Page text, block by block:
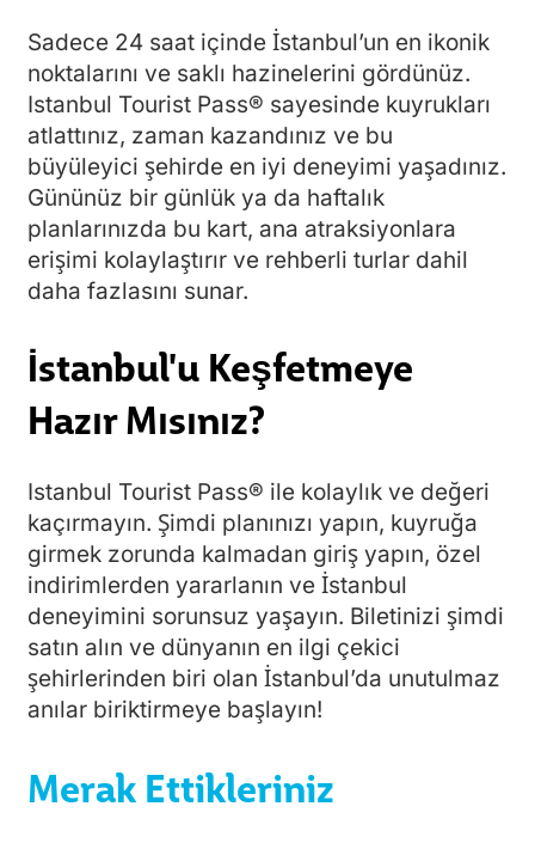
Sadece 24 saat içinde İstanbul’un en ikonik
noktalarını ve saklı hazinelerini gördünüz.
Istanbul Tourist Pass® sayesinde kuyrukları
atlattınız, zaman kazandınız ve bu
büyüleyici şehirde en iyi deneyimi yaşadınız.
Gününüz bir günlük ya da haftalık
planlarınızda bu kart, ana atraksiyonlara
erişimi kolaylaştırır ve rehberli turlar dahil
daha fazlasını sunar.
İstanbul'u Keşfetmeye
Hazır Mısınız?
Istanbul Tourist Pass® ile kolaylık ve değeri
kaçırmayın. Şimdi planınızı yapın, kuyruğa
girmek zorunda kalmadan giriş yapın, özel
indirimlerden yararlanın ve İstanbul
deneyimini sorunsuz yaşayın. Biletinizi şimdi
satın alın ve dünyanın en ilgi çekici
şehirlerinden biri olan İstanbul’da unutulmaz
anılar biriktirmeye başlayın!
Merak Ettikleriniz